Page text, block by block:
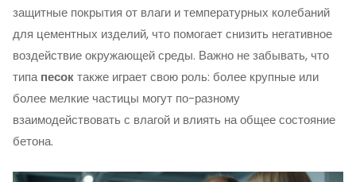
защитные покрытия от влаги и температурных колебаний
для цементных изделий, что помогает снизить негативное
воздействие окружающей среды. Важно не забывать, что
типапесоктакже играет свою роль: более крупные или
более мелкие частицы могут по-разному
взаимодействовать с влагой и влиять на общее состояние
бетона.